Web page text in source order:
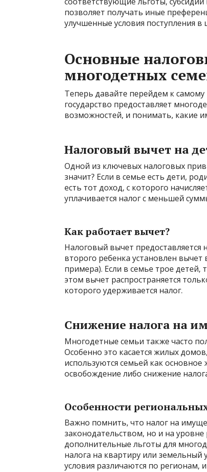
позволяет получать иные
улучшенные условия поступления
Основные
многодетных
Теперь давайте перейдем к
государство предоставляет
возможностей, и понимать, какие
Налоговый вычет на
Одной из ключевых налоговых
значит? Если в семье есть дети,
есть тот доход, с которого
уплачивается налог с меньшей
Как работает вычет?
Налоговый вычет предоставляется
второго ребенка установлен вычет
примера). Если в семье трое детей,
этом вычет распространяется
которого удерживается налог.
Снижение налога на
Многодетные семьи также часто
Особенно это касается жилых
используются семьей как
освобождение либо снижение
Особенности
Важно помнить, что налог на
законодательством, но и на
дополнительные льготы для
налога на квартиру или земельный
условия различаются по регионам,